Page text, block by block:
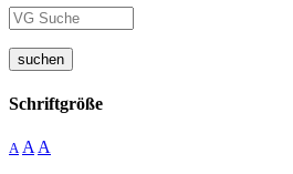
suchen
Schriftgröße
A A A